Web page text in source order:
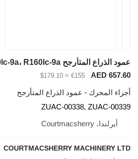
≈ $179.10
الذراع المتأرجح
ZUAC-